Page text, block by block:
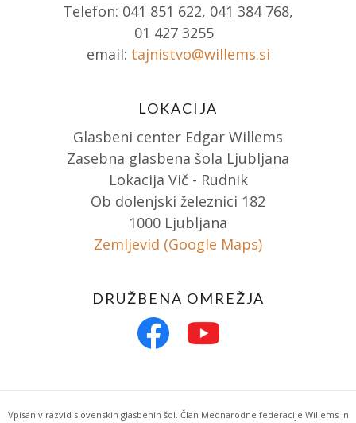
Telefon: 041 851 622, 041 384 768,
01 427 3255
email: tajnistvo@willems.si
LOKACIJA
Glasbeni center Edgar Willems
Zasebna glasbena šola Ljubljana
Lokacija Vič - Rudnik
Ob dolenjski železnici 182
1000 Ljubljana
Zemljevid (Google Maps)
DRUŽBENA OMREŽJA
Vpisan v razvid slovenskih glasbenih šol. Član Mednarodne federacije Willems in